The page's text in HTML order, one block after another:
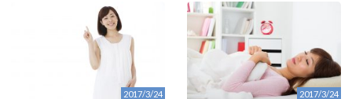
2017/3/24 2017/3/24